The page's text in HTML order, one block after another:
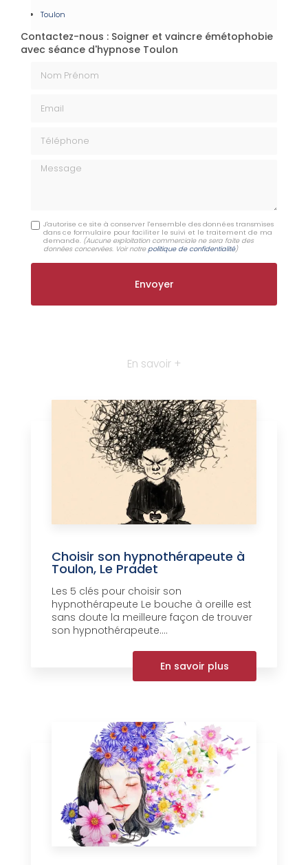
Toulon
Contactez-nous : Soigner et vaincre émétophobie
avec séance d'hypnose Toulon
Message
J'autorise ce site à conserver l'ensemble des données transmises
dans ce formulaire pour faciliter le suivi et le traitement de ma
demande. (Aucune exploitation commerciale ne sera faite des
données concervées. Voir notrepolitique de confidentialité)
En savoir +
Choisir son hypnothérapeute à
Toulon, Le Pradet
Les 5 clés pour choisir son
hypnothérapeute Le bouche à oreille est
sans doute la meilleure façon de trouver
son hypnothérapeute....
En savoir plus